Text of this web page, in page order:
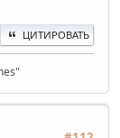
ЦИТИРОВАТЬ